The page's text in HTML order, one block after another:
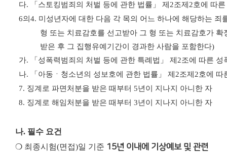
다. 「 스토킹범죄의 처벌 등에 관한 법률 」 제 2조제 2호에 따
6의 4. 미성년자에 대한 다음 각 목의 어느 하나에 해당하는 죄
형 또는 치료감호를 선고받아 그 형 또는 치료감호가 확
받은 후 그 집행유예기간이 경과한 사람을 포함한다)
가. 「 성폭력범죄의 처벌 등에 관한 특례법 」 제 2조에 따른 성
나. 「 아동ㆍ청소년의 성보호에 관한 법률 」 제 2조제 2호에 따
7. 징계로 파면처분을 받은 때부터 5년이 지나지 아니한 자
8. 징계로 해임처분을 받은 때부터 3년이 지나지 아니한 자
나. 필수 요건
❍ 최종시험(면접)일 기준 15년 이내에 기상예보 및 관련